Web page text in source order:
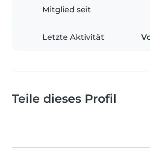
Mitglied seit
Letzte Aktivität
Teile dieses Profil